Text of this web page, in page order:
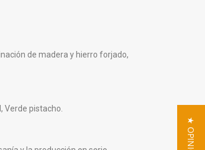
de madera y hierro forjado,
Verde pistacho.